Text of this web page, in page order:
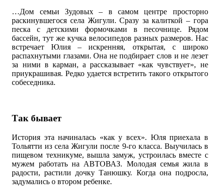
…Дом семьи Зудовых – в самом центре просторно
раскинувшегося села Жигули. Сразу за калиткой – гора
песка с детскими формочками в песочнице. Рядом
бассейн, тут же кучка велосипедов разных размеров. Нас
встречает Юлия – искренняя, открытая, с широко
распахнутыми глазами. Она не подбирает слов и не лезет
за ними в карман, а рассказывает «как чувствует», не
приукрашивая. Редко удается встретить такого открытого
собеседника.
Так бывает
История эта начиналась «как у всех». Юля приехала в
Тольятти из села Жигули после 9-го класса. Выучилась в
пищевом техникуме, вышла замуж, устроилась вместе с
мужем работать на АВТОВАЗ. Молодая семья жила в
радости, растили дочку Танюшку. Когда она подросла,
задумались о втором ребенке.